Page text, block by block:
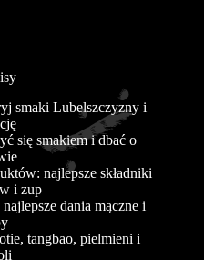
smaki Lubelszczyzny i
się smakiem i dbać o
najlepsze składniki
i zup
dania mączne i
tangbao, pielmieni i